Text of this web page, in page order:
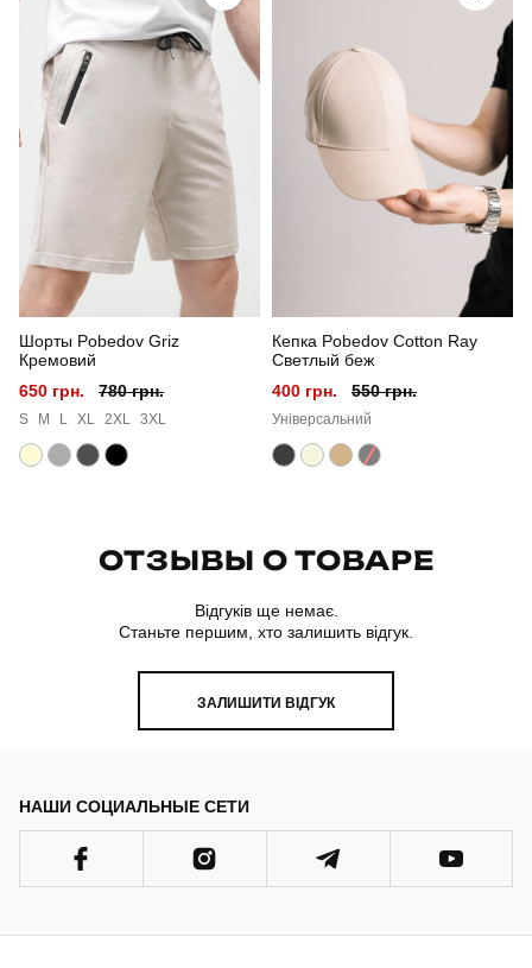
повсякденний
Сезон літо
Склад тканини
низ: 100% котон
Країна - виробник україна
Шорты Pobedov Griz
Кремовий
650 грн.
780 грн.
S M L XL 2XL 3XL
Кепка Pobedov Cotton Ray
Светлый беж
400 грн.
550 грн.
Універсальний
ОТЗЫВЫ О ТОВАРЕ
Відгуків ще немає.
Станьте першим, хто залишить відгук.
ЗАЛИШИТИ ВІДГУК
НАШИ СОЦИАЛЬНЫЕ СЕТИ